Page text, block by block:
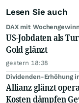
Lesen Sie auch
DAX mit
US-Jobdaten als
Gold glänzt
gestern 18:38
Dividenden-Erhöhung
Allianz glänzt
Kosten dämpfen